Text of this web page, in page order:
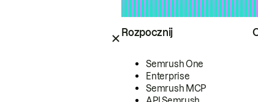
Rozpocznij
Semrush One
Enterprise
Semrush MCP